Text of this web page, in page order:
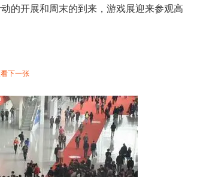
的开展和周末的到来，游戏展迎来参观高
下一张
17周年庆典 争霸赛大区火
爆开启